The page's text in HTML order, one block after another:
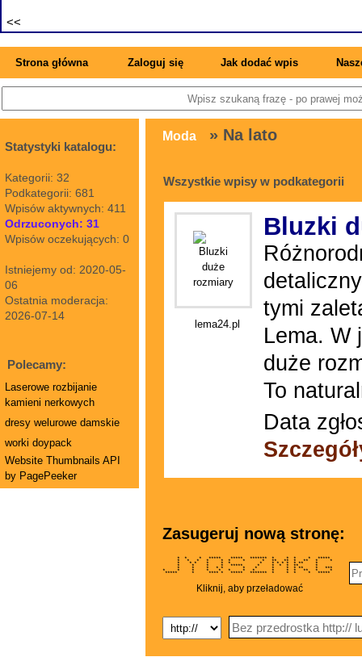
Strona główna Zaloguj się Jak dodać wpis
Statystyki katalogu:
Kategorii: 32
Podkategorii: 681
Wpisów aktywnych: 411
Odrzuconych: 31
Wpisów oczekujących: 0
Istniejemy od: 2020-05-
06
Ostatnia moderacja:
2026-07-14
Polecamy:
Laserowe rozbijanie
kamieni nerkowych
dresy welurowe damskie
worki doypack
Website Thumbnails API
by PagePeeker
Moda » Na lato
Wszystkie wpisy w podkategorii
lema24.pl
Bluzki
tymi
Lema. W
duże
To
Data
Zasugeruj nową stronę:
* * * ***** ***** ******* * * * * *****
* * * * * * * * ** ** * ** * *
* * * * * * * * * * * * ** *
* * * * ***** * * * * ** *
* * * * * * * * * * ** * ***
* * * * * * * * * * * ** * *
***** * **** * ***** ******* * * * * *****
Kliknij, aby przeładować